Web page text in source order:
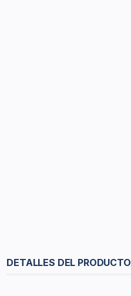
DETALLES DEL PRODUCTO